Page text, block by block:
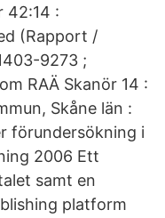
42:14 :
(Rapport /
9273 ;
RAÄ Skanör 14 :
Skåne län :
förundersökning i
2006 Ett
samt en
platform